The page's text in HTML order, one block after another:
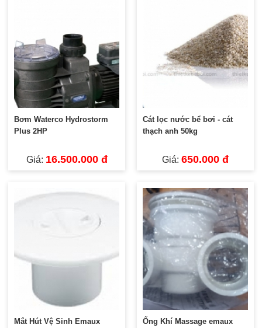
Bơm Waterco Hydrostorm
Plus 2HP
Giá: 16.500.000 đ
Cát lọc nước bể bơi - cát
thạch anh 50kg
Giá: 650.000 đ
Mắt Hút Vệ Sinh Emaux
Ống Khí Massage emaux